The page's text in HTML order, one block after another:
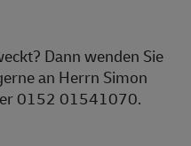
Dann wenden Sie
an Herrn Simon
0152 01541070.